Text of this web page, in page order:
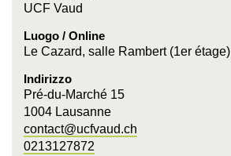
UCF Vaud
Luogo / Online
Le Cazard, salle Rambert (1er étage)
Indirizzo
Pré-du-Marché 15
1004 Lausanne
contact@ucfvaud.ch
0213127872